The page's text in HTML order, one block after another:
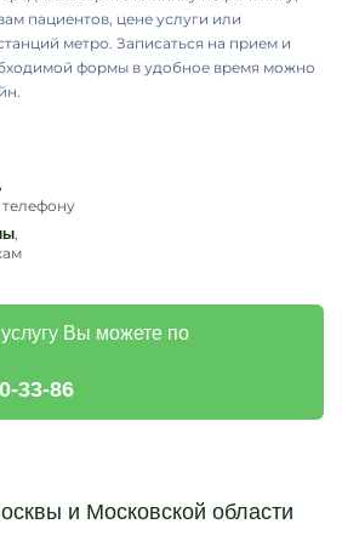
пациентов, цене услуги или
метро. Записаться на прием и
формы в удобное время можно
,
Вы можете по
33-86
и Московской области